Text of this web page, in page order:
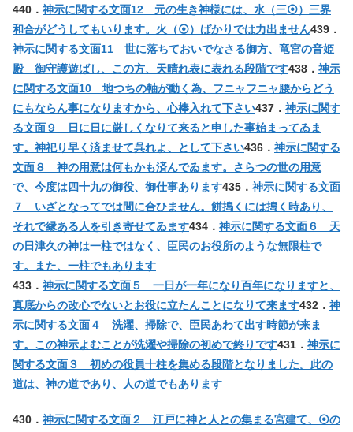
440． 神示に関する文面12 元の生き神様には、水（三⦿）三界
和合がどうしてもいります。火（⦿）ばかりでは力出ません439．
神示に関する文面11 世に落ちておいでなさる御方、竜宮の音姫
殿 御守護遊ばし、この方、天晴れ表に表れる段階です438． 神示
に関する文面10 地つちの軸が動く為、フニャフニャ腰からどう
にもならん事になりますから、心棒入れて下さい437． 神示に関す
る文面９ 日に日に厳しくなりて来ると申した事始まってゐま
す。神祀り早く済ませて呉れよ、として下さい436． 神示に関する
文面８ 神の用意は何もかも済んでゐます。さらつの世の用意
で、今度は四十九の御役、御仕事あります435． 神示に関する文面
７ いざとなってでは間に合ひません。餅搗くには搗く時あり、
それで縁ある人を引き寄せてゐます434． 神示に関する文面６ 天
の日津久の神は一柱ではなく、臣民のお役所のような無限柱で
す。また、一柱でもあります
433． 神示に関する文面５ 一日が一年になり百年になりますと、
真底からの改心でないとお役に立たんことになりて来ます432． 神
示に関する文面４ 洗濯、掃除で、臣民あわて出す時節が来ま
す。この神示よむことが洗濯や掃除の初めで終りです431． 神示に
関する文面３ 初めの役員十柱を集める段階となりました。此の
道は、神の道であり、人の道でもあります
430． 神示に関する文面２ 江戸に神と人との集まる宮建て、⦿の